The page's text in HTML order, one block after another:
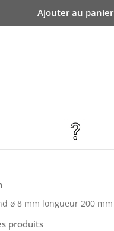
Ajouter au panier
ø 8 mm longueur 200 mm
produits